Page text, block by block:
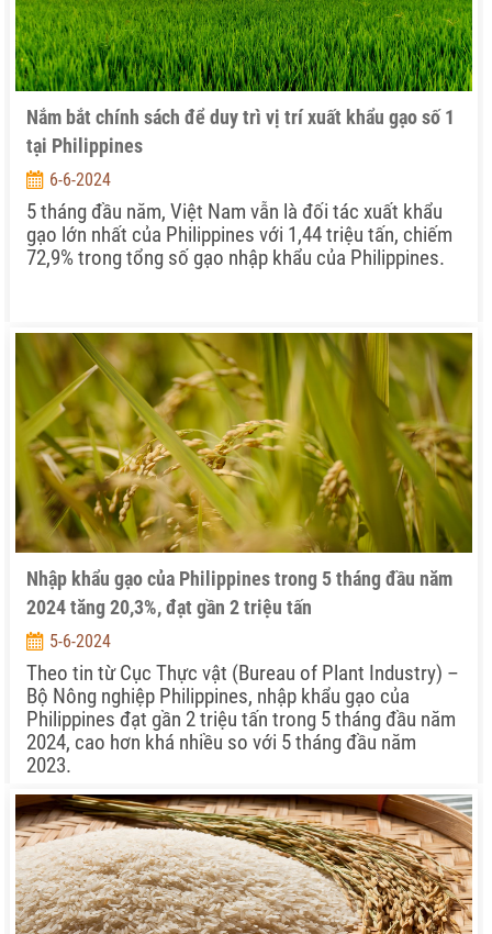
Nắm bắt chính sách để duy trì vị trí xuất khẩu gạo số 1
tại Philippines
6-6-2024
5 tháng đầu năm, Việt Nam vẫn là đối tác xuất khẩu
gạo lớn nhất của Philippines với 1,44 triệu tấn, chiếm
72,9% trong tổng số gạo nhập khẩu của Philippines.
Nhập khẩu gạo của Philippines trong 5 tháng đầu năm
2024 tăng 20,3%, đạt gần 2 triệu tấn
5-6-2024
Theo tin từ Cục Thực vật (Bureau of Plant Industry) –
Bộ Nông nghiệp Philippines, nhập khẩu gạo của
Philippines đạt gần 2 triệu tấn trong 5 tháng đầu năm
2024, cao hơn khá nhiều so với 5 tháng đầu năm
2023.